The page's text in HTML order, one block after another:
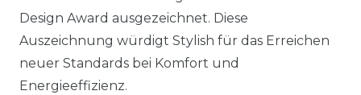
Design Award ausgezeichnet. Diese
Auszeichnung würdigt Stylish für das Erreichen
neuer Standards bei Komfort und
Energieeffizienz.